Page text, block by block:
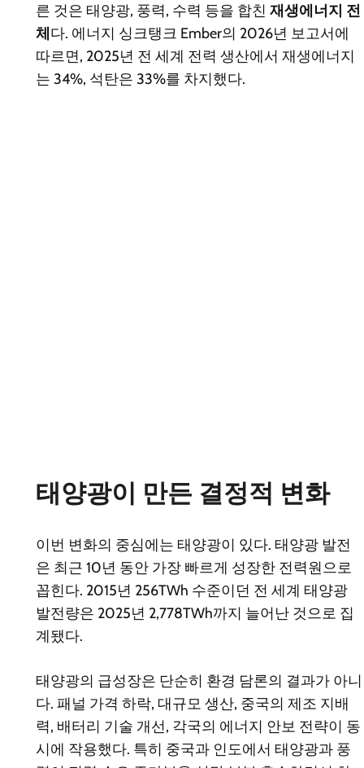
른 것은 태양광, 풍력, 수력 등을 합친 재생에너지 전
체 다. 에너지 싱크탱크 Ember의 2026년 보고서에
따르면, 2025년 전 세계 전력 생산에서 재생에너지
는 34%, 석탄은 33%를 차지했다.
태양광이 만든 결정적 변화
이번 변화의 중심에는 태양광이 있다. 태양광 발전
은 최근 10년 동안 가장 빠르게 성장한 전력원으로
꼽힌다. 2015년 256TWh 수준이던 전 세계 태양광
발전량은 2025년 2,778TWh까지 늘어난 것으로 집
계됐다.
태양광의 급성장은 단순히 환경 담론의 결과가 아니
다. 패널 가격 하락, 대규모 생산, 중국의 제조 지배
력, 배터리 기술 개선, 각국의 에너지 안보 전략이 동
시에 작용했다. 특히 중국과 인도에서 태양광과 풍